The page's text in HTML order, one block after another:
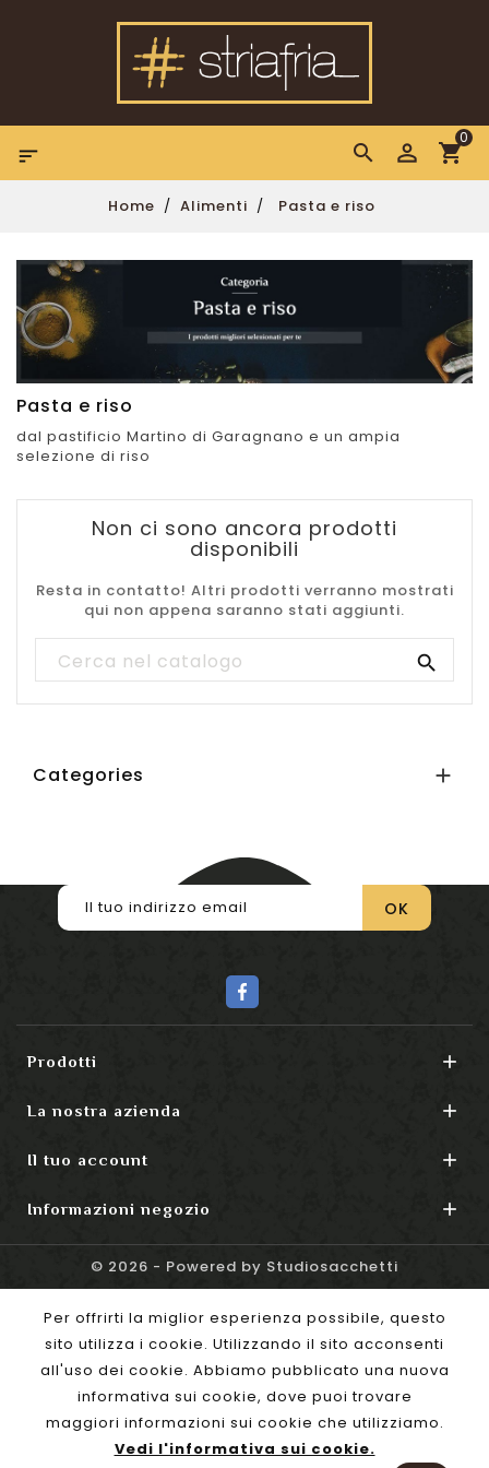
0

Home Alimenti Pasta e riso
Pasta e riso
dal pastificio Martino di Garagnano e un ampia
selezione di riso
Non ci sono ancora prodotti
disponibili
Resta in contatto! Altri prodotti verranno mostrati
qui non appena saranno stati aggiunti.

Categories 
Prodotti 
La nostra azienda 
Il tuo account 
Informazioni negozio 
© 2026 - Powered by Studiosacchetti
Per offrirti la miglior esperienza possibile, questo
sito utilizza i cookie. Utilizzando il sito acconsenti
all'uso dei cookie. Abbiamo pubblicato una nuova
informativa sui cookie, dove puoi trovare
maggiori informazioni sui cookie che utilizziamo.
Vedi l'informativa sui cookie.